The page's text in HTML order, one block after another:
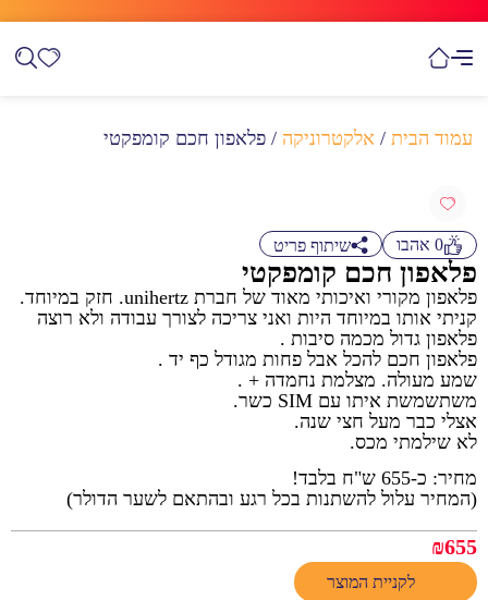
עמוד הבית / אלקטרוניקה / פלאפון חכם קומפקטי
0 אהבו שיתוף פריט
פלאפון חכם קומפקטי
פלאפון מקורי ואיכותי מאוד של חברת unihertz. חזק במיוחד.
קניתי אותו במיוחד היות ואני צריכה לצורך עבודה ולא רוצה
פלאפון גדול מכמה סיבות .
פלאפון חכם להכל אבל פחות מגודל כף יד .
שמע מעולה. מצלמת נחמדה + .
משתשמשת איתו עם SIM כשר.
אצלי כבר מעל חצי שנה.
לא שילמתי מכס.
מחיר: כ-655 ש"ח בלבד!
(המחיר עלול להשתנות בכל רגע ובהתאם לשער הדולר)
₪655
לקניית המוצר